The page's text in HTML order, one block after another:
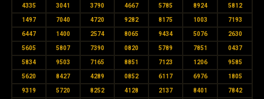
4335 3041 3790 4667 5785 8924 5812
1497 7040 4720 9282 8175 1003 7193
6447 1400 2574 8065 9434 5076 2630
5605 5807 7390 0820 5789 7851 0437
5834 9503 7165 8851 7123 1206 9585
5620 8427 4289 0852 6117 6976 1805
9319 5720 8252 4128 2137 8401 7842